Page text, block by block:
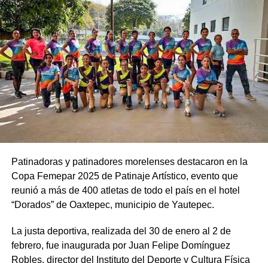
Patinadoras y patinadores morelenses destacaron en la
Copa Femepar 2025 de Patinaje Artístico, evento que
reunió a más de 400 atletas de todo el país en el hotel
“Dorados” de Oaxtepec, municipio de Yautepec.
La justa deportiva, realizada del 30 de enero al 2 de
febrero, fue inaugurada por Juan Felipe Domínguez
Robles, director del Instituto del Deporte y Cultura Física